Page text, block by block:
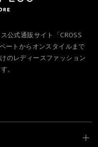
公式通販サイト「CROSS
ートからオンスタイルまで
のレディースファッション
。